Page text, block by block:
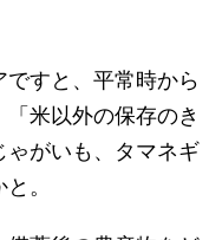
すと、平常時から
米以外の保存のき
ゃがいも、タマネギ
。